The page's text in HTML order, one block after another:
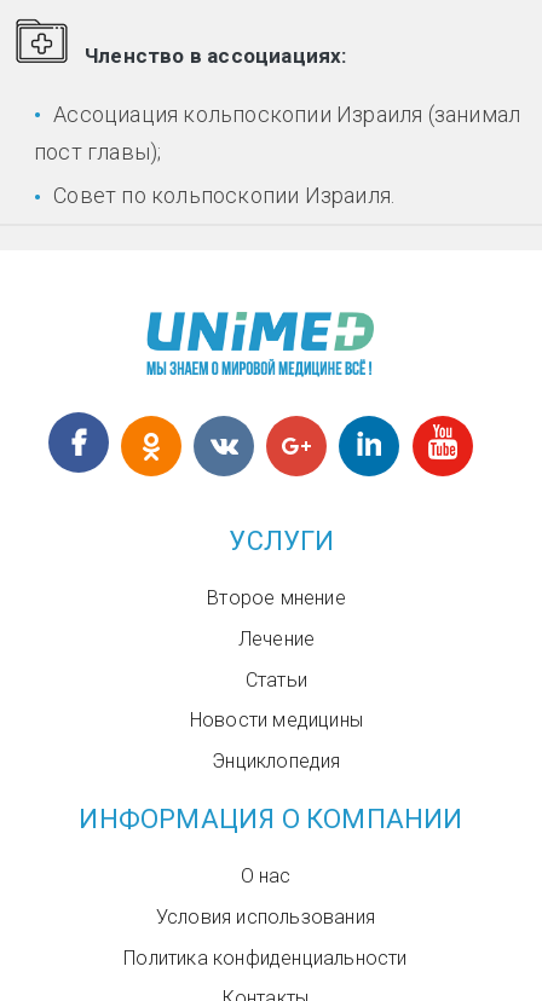
Членство в ассоциациях:
Ассоциация кольпоскопии Израиля (занимал
пост главы);
Совет по кольпоскопии Израиля.
УСЛУГИ
Второе мнение
Лечение
Статьи
Новости медицины
Энциклопедия
ИНФОРМАЦИЯ О КОМПАНИИ
О нас
Условия использования
Политика конфиденциальности